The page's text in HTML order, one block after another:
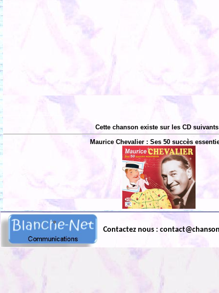
Cette chanson existe sur les CD
Maurice Chevalier : Ses 50 succès
Contactez nous :